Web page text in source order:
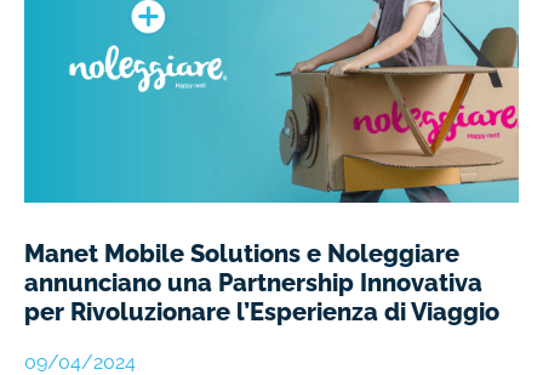
Manet Mobile Solutions e Noleggiare
annunciano una Partnership Innovativa
per Rivoluzionare l’Esperienza di Viaggio
09/04/2024